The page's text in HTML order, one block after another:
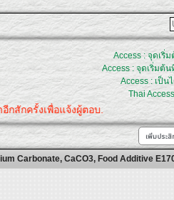
Access : จุดเริ่
Access : จุดเริ่มต้
Access : เป็
Thai
มาอีกสักครั้งเพื่อแจ้งผู้ตอบ.
Carbonate, CaCO3, Food Additive